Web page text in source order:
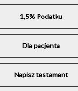
1,5% Podatku
Dla pacjenta
Napisz testament